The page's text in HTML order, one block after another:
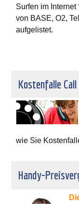
Surfen im
von BASE, O2,
aufgelistet.
Kostenfalle Call
wie Sie
Handy-